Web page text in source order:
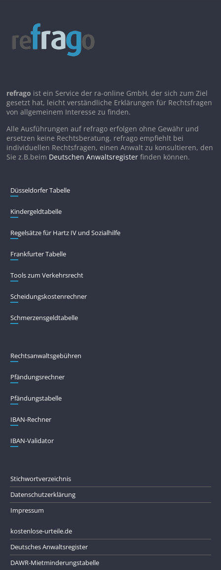
refrago ist ein Service der ra-online GmbH, der sich zum Ziel
gesetzt hat, leicht verständliche Erklärungen für Rechtsfragen
von allgemeinem Interesse zu finden.
Alle Ausführungen auf refrago erfolgen ohne Gewähr und
ersetzen keine Rechtsberatung. refrago empfiehlt bei
individuellen Rechtsfragen, einen Anwalt zu konsultieren, den
Sie z.B.beim Deutschen Anwaltsregister finden können.
Düsseldorfer Tabelle
Kindergeldtabelle
Regelsätze für Hartz IV und Sozialhilfe
Frankfurter Tabelle
Tools zum Verkehrsrecht
Scheidungskostenrechner
Schmerzensgeldtabelle
Rechtsanwaltsgebühren
Pfändungs­rechner
Pfändungs­tabelle
IBAN-Rechner
IBAN-Validator
Stichwortverzeichnis
Datenschutzerklärung
Impressum
kostenlose-urteile.de
Deutsches Anwaltsregister
DAWR-Mietminderungstabelle